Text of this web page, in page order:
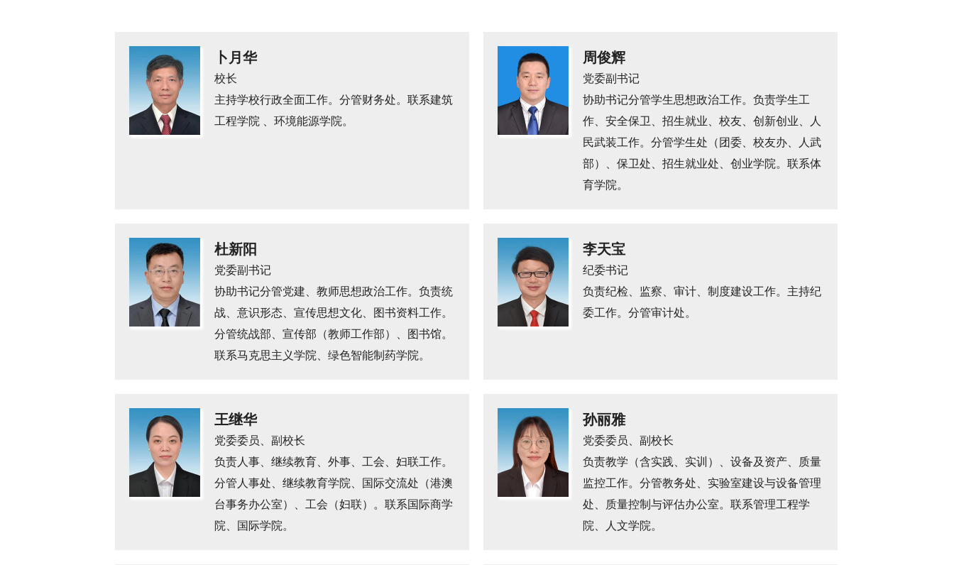
卜月华
校长
主持学校行政全面工作。分管财务处。联系建筑
工程学院 、环境能源学院。
周俊辉
党委副书记
协助书记分管学生思想政治工作。负责学生工
作、安全保卫、招生就业、校友、创新创业、人
民武装工作。分管学生处（团委、校友办、人武
部）、保卫处、招生就业处、创业学院。联系体
育学院。
杜新阳
党委副书记
协助书记分管党建、教师思想政治工作。负责统
战、意识形态、宣传思想文化、图书资料工作。
分管统战部、宣传部（教师工作部）、图书馆。
联系马克思主义学院、绿色智能制药学院。
李天宝
纪委书记
负责纪检、监察、审计、制度建设工作。主持纪
委工作。分管审计处。
王继华
党委委员、副校长
负责人事、继续教育、外事、工会、妇联工作。
分管人事处、继续教育学院、国际交流处（港澳
台事务办公室）、工会（妇联）。联系国际商学
院、国际学院。
孙丽雅
党委委员、副校长
负责教学（含实践、实训）、设备及资产、质量
监控工作。分管教务处、实验室建设与设备管理
处、质量控制与评估办公室。联系管理工程学
院、人文学院。